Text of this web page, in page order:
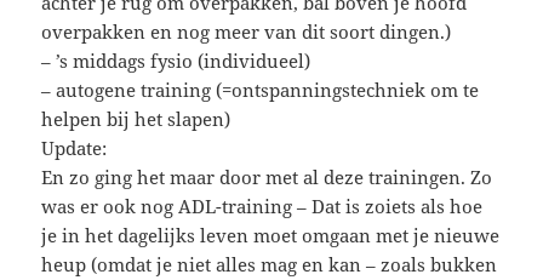
overpakken en nog meer van dit soort dingen.)
– ’s middags fysio (individueel)
– autogene training (=ontspanningstechniek om te
helpen bij het slapen)
Update:
En zo ging het maar door met al deze trainingen. Zo
was er ook nog ADL-training – Dat is zoiets als hoe
je in het dagelijks leven moet omgaan met je nieuwe
heup (omdat je niet alles mag en kan – zoals bukken